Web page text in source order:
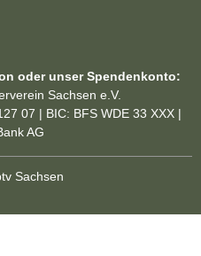
oder unser Spendenkonto:
Sachsen e.V.
07 | BIC: BFS WDE 33 XXX |
AG
Sachsen